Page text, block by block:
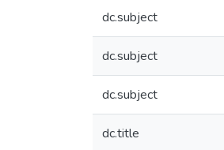
dc.subject
dc.subject
dc.subject
dc.title